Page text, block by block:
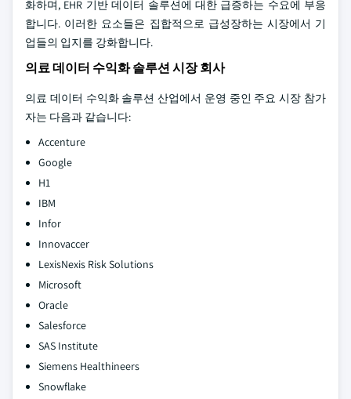
화하며, EHR 기반 데이터 솔루션에 대한 급증하는 수요에 부응
합니다. 이러한 요소들은 집합적으로 급성장하는 시장에서 기
업들의 입지를 강화합니다.
의료 데이터 수익화 솔루션 시장 회사
의료 데이터 수익화 솔루션 산업에서 운영 중인 주요 시장 참가
자는 다음과 같습니다:
Accenture
Google
H1
IBM
Infor
Innovaccer
LexisNexis Risk Solutions
Microsoft
Oracle
Salesforce
SAS Institute
Siemens Healthineers
Snowflake